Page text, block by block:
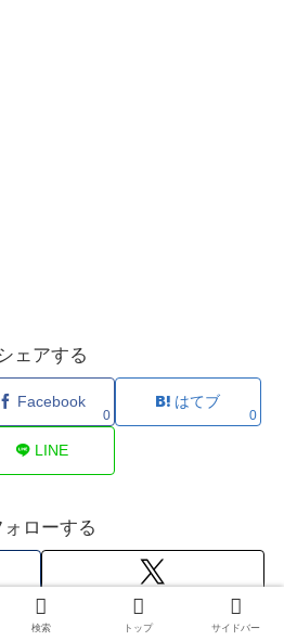
ェアする
Facebook
0
はてブ
0
LINE
ォローする
検索 トップ サイドバー